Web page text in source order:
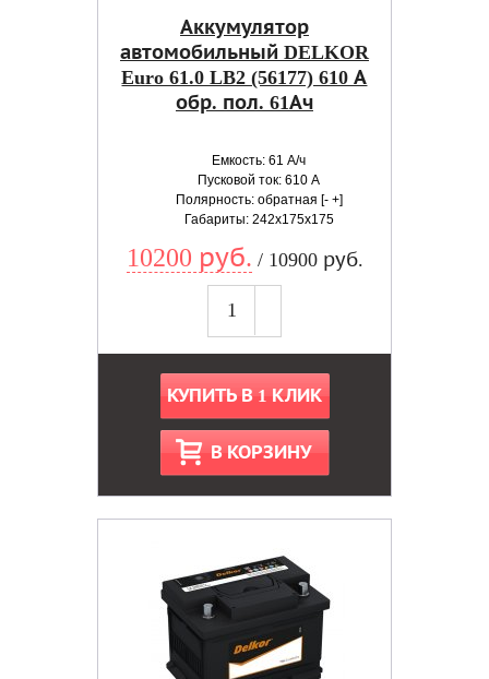
Аккумулятор
автомобильный DELKOR
Euro 61.0 LB2 (56177) 610 А
обр. пол. 61Ач
Емкость: 61 А/ч
Пусковой ток: 610 А
Полярность: обратная [- +]
Габариты: 242x175x175
10200 руб. / 10900 руб.
КУПИТЬ В 1 КЛИК
В КОРЗИНУ